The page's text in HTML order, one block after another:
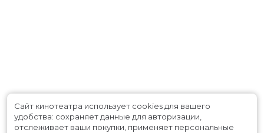
Сайт кинотеатра использует cookies для вашего
удобства: сохраняет данные для авторизации,
отслеживает ваши покупки, применяет персональные